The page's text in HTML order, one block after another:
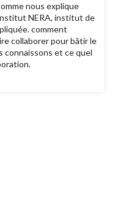
nous explique
NERA, institut de
comment
collaborer pour bâtir le
et ce quel